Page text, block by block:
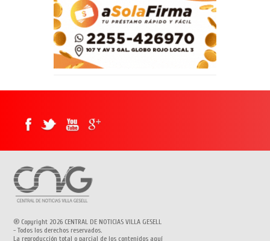
® Copyright 2026 CENTRAL DE NOTICIAS VILLA GESELL
- Todos los derechos reservados.
La reproducción total o parcial de los contenidos aquí